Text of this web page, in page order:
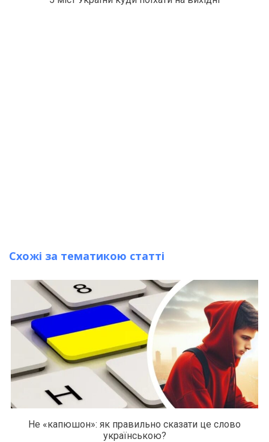
Схожі за тематикою статті
Не «капюшон»: як правильно сказати це слово
українською?